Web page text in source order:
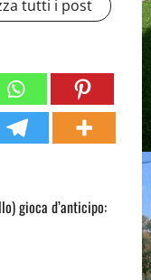
tutti i post
gioca d’anticipo: